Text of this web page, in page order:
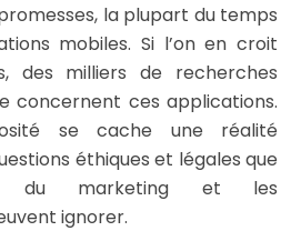
la plupart du temps
mobiles. Si l’on en croit
des milliers de recherches
concernent ces applications.
se cache une réalité
éthiques et légales que
du marketing et les
ignorer.